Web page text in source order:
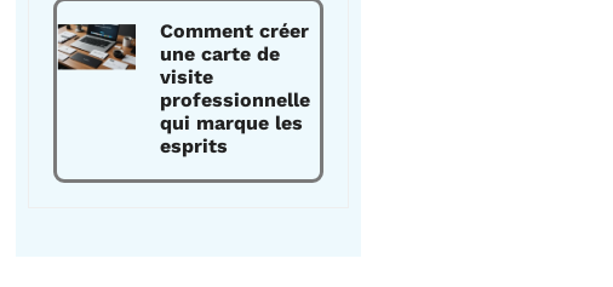
Comment créer
une carte de
visite
professionnelle
qui marque les
esprits